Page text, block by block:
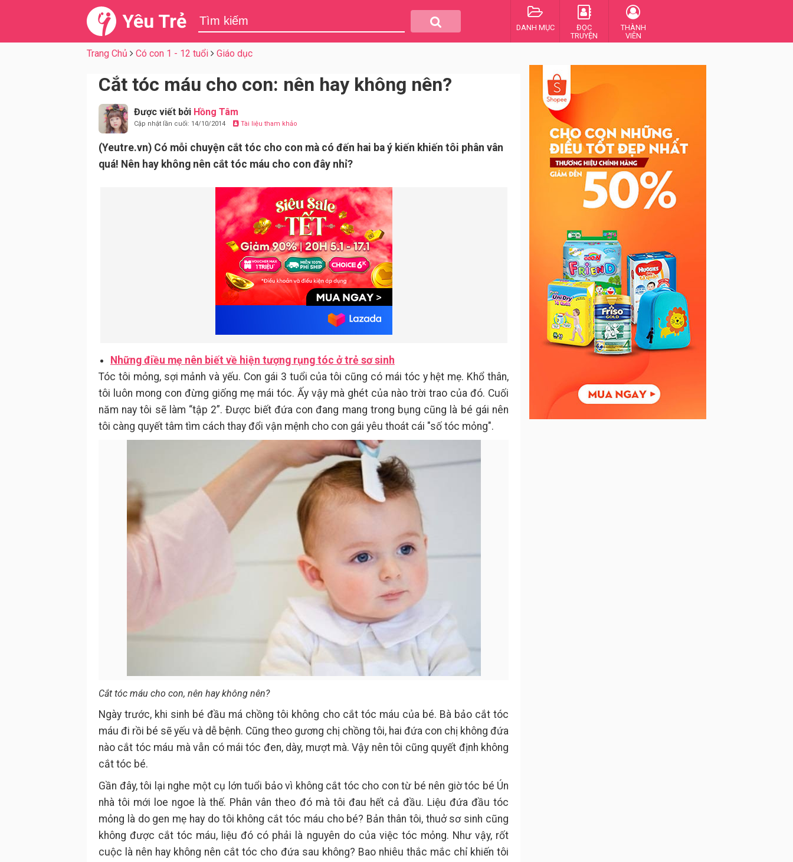
Yêu Trẻ DANH MỤC
ĐỌC
TRUYỆN
THÀNH
VIÊN
Trang Chủ Có con 1 - 12 tuổi Giáo dục
Cắt tóc máu cho con: nên hay không nên?
Được viết bởi Hồng Tâm
Cập nhật lần cuối: 14/10/2014 Tài liệu tham khảo
(Yeutre.vn) Có mỗi chuyện cắt tóc cho con mà có đến hai ba ý kiến khiến tôi phân vân
quá! Nên hay không nên cắt tóc máu cho con đây nhỉ?
Những điều mẹ nên biết về hiện tượng rụng tóc ở trẻ sơ sinh
Tóc tôi mỏng, sợi mảnh và yếu. Con gái 3 tuổi của tôi cũng có mái tóc y hệt mẹ. Khổ thân,
tôi luôn mong con đừng giống mẹ mái tóc. Ấy vậy mà ghét của nào trời trao của đó. Cuối
năm nay tôi sẽ làm “tập 2”. Được biết đứa con đang mang trong bụng cũng là bé gái nên
tôi càng quyết tâm tìm cách thay đổi vận mệnh cho con gái yêu thoát cái "số tóc mỏng".
Cắt tóc máu cho con, nên hay không nên?
Ngày trước, khi sinh bé đầu má chồng tôi không cho cắt tóc máu của bé. Bà bảo cắt tóc
máu đi rồi bé sẽ yếu và dễ bệnh. Cũng theo gương chị chồng tôi, hai đứa con chị không đứa
nào cắt tóc máu mà vẫn có mái tóc đen, dày, mượt mà. Vậy nên tôi cũng quyết định không
cắt tóc bé.
Gần đây, tôi lại nghe một cụ lớn tuổi bảo vì không cắt tóc cho con từ bé nên giờ tóc bé Ún
nhà tôi mới loe ngoe là thế. Phân vân theo đó mà tôi đau hết cả đầu. Liệu đứa đầu tóc
mỏng là do gen mẹ hay do tôi không cắt tóc máu cho bé? Bản thân tôi, thuở sơ sinh cũng
không được cắt tóc máu, liệu đó có phải là nguyên do của việc tóc mỏng. Như vậy, rốt
cuộc là nên hay không nên cắt tóc cho đứa sau không? Bao nhiêu thắc mắc chỉ khiến tôi